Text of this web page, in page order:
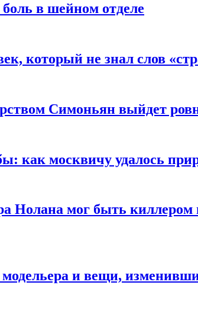
в шейном отделе
который не знал слов
Симоньян выйдет
как москвичу удалось
Нолана мог быть
и вещи,